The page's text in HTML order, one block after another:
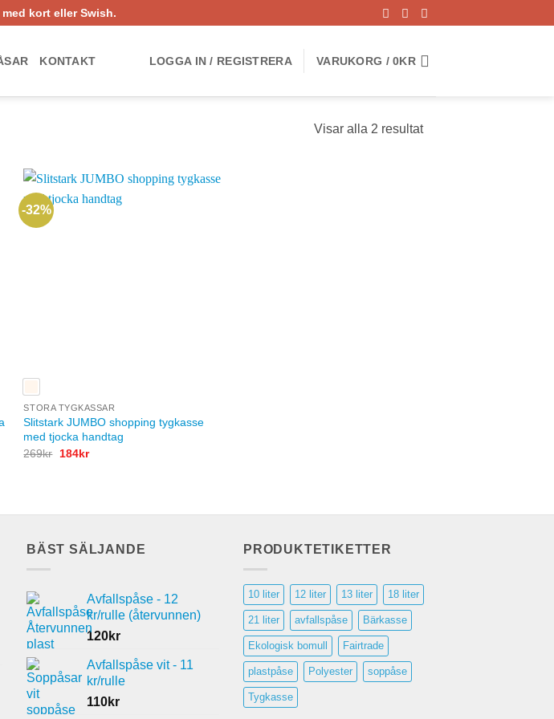
kort eller Swish.
KONTAKT LOGGA IN / REGISTRERA VARUKORG /0KR
Visar alla 2 resultat
-32%
STORA TYGKASSAR
Slitstark JUMBO shopping tygkasse
med tjocka handtag
269kr Det
184krDet
BÄST SÄLJANDE
Avfallspåse - 12
kr/rulle (återvunnen)
120kr
Avfallspåse vit - 11
kr/rulle
110kr
PRODUKTETIKETTER
10 liter 12 liter 13 liter 18 liter
21 liter avfallspåse Bärkasse
Ekologisk bomull Fairtrade
plastpåse Polyester soppåse
Tygkasse